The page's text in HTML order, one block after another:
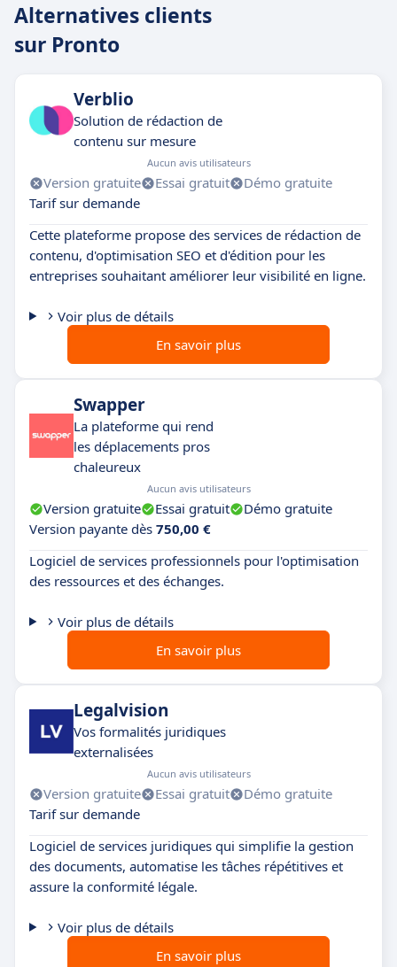
Alternatives clients
sur Pronto
Verblio
Solution de rédaction de
contenu sur mesure
Aucun avis utilisateurs
Version gratuite Essai gratuit
Démo gratuite
Tarif sur demande
Cette plateforme propose des services de rédaction de
contenu, d'optimisation SEO et d'édition pour les
entreprises souhaitant améliorer leur visibilité en ligne.
Voir plus de détails
En savoir plus
Swapper
La plateforme qui rend
les déplacements pros
chaleureux
Aucun avis utilisateurs
Version gratuite Essai gratuit
Démo gratuite
Version payante dès 750,00 €
Logiciel de services professionnels pour l'optimisation
des ressources et des échanges.
Voir plus de détails
En savoir plus
Legalvision
Vos formalités juridiques
externalisées
Aucun avis utilisateurs
Version gratuite Essai gratuit
Démo gratuite
Tarif sur demande
Logiciel de services juridiques qui simplifie la gestion
des documents, automatise les tâches répétitives et
assure la conformité légale.
Voir plus de détails
En savoir plus